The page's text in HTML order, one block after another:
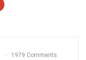
1979 Comments